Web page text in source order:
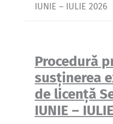
IUNIE – IULIE 2026
Procedură
susținerea
de licență
IUNIE –